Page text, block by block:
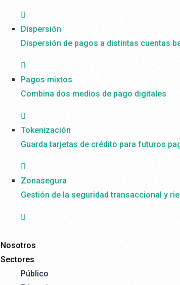
Dispersión
Dispersión de pagos a distintas cuentas
Pagos mixtos
Combina dos medios de pago digitales
Tokenización
Guarda tarjetas de crédito para futuros
Zonasegura
Gestión de la seguridad transaccional y
Nosotros
Sectores
Público